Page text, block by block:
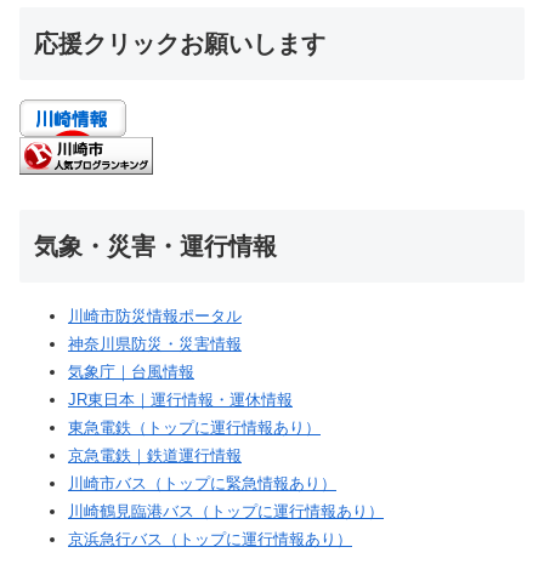
応援クリックお願いします
気象・災害・運行情報
川崎市防災情報ポータル
神奈川県防災・災害情報
気象庁｜台風情報
JR東日本｜運行情報・運休情報
東急電鉄（トップに運行情報あり）
京急電鉄｜鉄道運行情報
川崎市バス（トップに緊急情報あり）
川崎鶴見臨港バス（トップに運行情報あり）
京浜急行バス（トップに運行情報あり）